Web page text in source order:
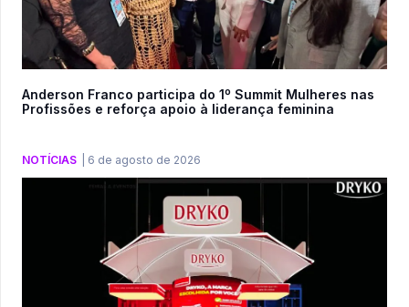
Anderson Franco participa do 1º Summit Mulheres nas
Profissões e reforça apoio à liderança feminina
NOTÍCIAS 6 de agosto de 2026